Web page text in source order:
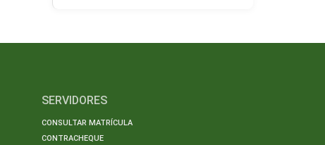
SERVIDORES
CONSULTAR MATRÍCULA
CONTRACHEQUE